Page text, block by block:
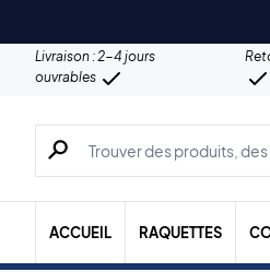
Livraison : 2-4 jours
ouvrables
Recherche de produits, de
ACCUEIL RAQUETTES